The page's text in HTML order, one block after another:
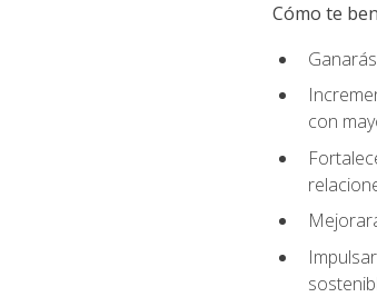
Cómo te
con